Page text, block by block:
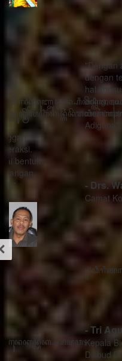
"Dengan adanya
dengan tema Gerbang
hal khusus cara
eding, seorang
memimpin harus
Adiguna"
- Drs. Warsidi
Camat Kokap, Kulon
- Tri Agus Nugraha
Kepala Bidang
Disbud DIY